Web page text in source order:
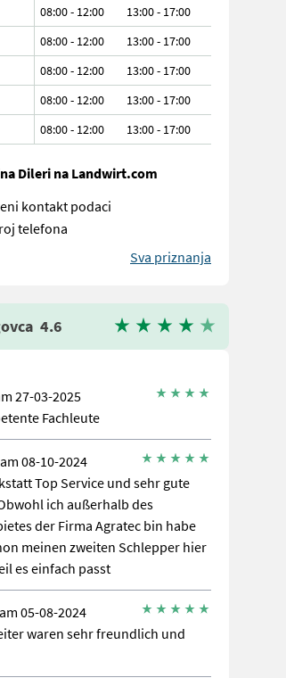
08:00 - 12:00
13:00 - 17:00
08:00 - 12:00
13:00 - 17:00
08:00 - 12:00
13:00 - 17:00
08:00 - 12:00
13:00 - 17:00
08:00 - 12:00 13:00 - 17:00
Dileri na Landwirt.com
kontakt podaci
telefona
Sva priznanja
4.6
27-03-2025
Fachleute
08-10-2024
Top Service und sehr gute
ich außerhalb des
der Firma Agratec bin habe
meinen zweiten Schlepper hier
es einfach passt
05-08-2024
waren sehr freundlich und